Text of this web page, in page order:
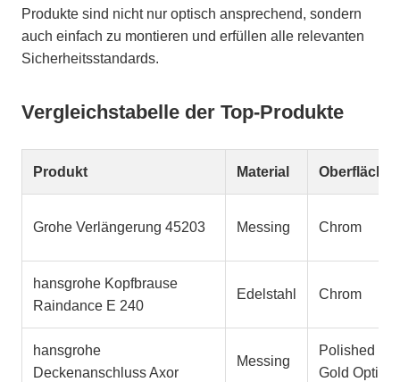
Produkte sind nicht nur optisch ansprechend, sondern
auch einfach zu montieren und erfüllen alle relevanten
Sicherheitsstandards.
Vergleichstabelle der Top-Produkte
Produkt Material Oberfläche
Grohe Verlängerung 45203 Messing Chrom
hansgrohe Kopfbrause
Raindance E 240
Edelstahl Chrom
hansgrohe
Deckenanschluss Axor
Messing
Polished
Gold Optic